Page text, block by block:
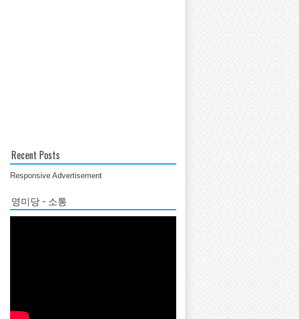
Recent Posts
Responsive Advertisement
영미당 - 소통